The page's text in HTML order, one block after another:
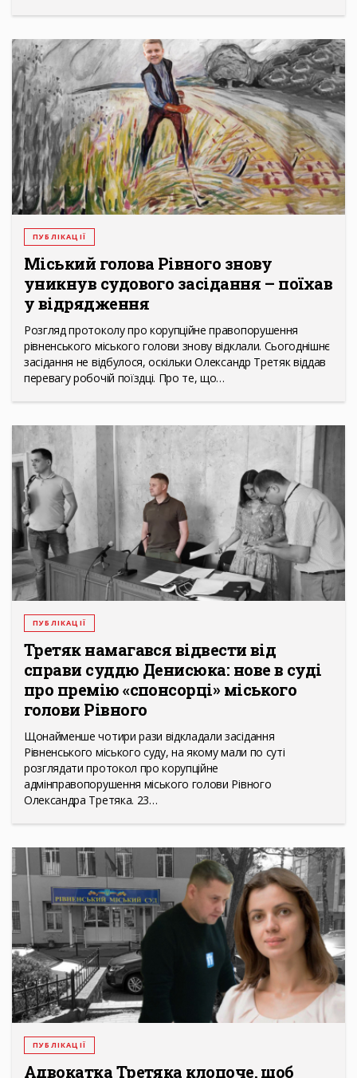
ПУБЛІКАЦІЇ
Міський голова Рівного знову
уникнув судового засідання – поїхав
у відрядження
Розгляд протоколу про корупційне правопорушення
рівненського міського голови знову відклали. Сьогоднішнє
засідання не відбулося, оскільки Олександр Третяк віддав
перевагу робочій поїздці. Про те, що…
ПУБЛІКАЦІЇ
Третяк намагався відвести від
справи суддю Денисюка: нове в суді
про премію «спонсорці» міського
голови Рівного
Щонайменше чотири рази відкладали засідання
Рівненського міського суду, на якому мали по суті
розглядати протокол про корупційне
адмінправопорушення міського голови Рівного
Олександра Третяка. 23…
ПУБЛІКАЦІЇ
Адвокатка Третяка клопоче, щоб